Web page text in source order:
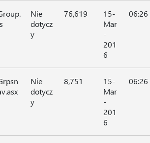
Nie
dotycz
y
76,619
15-
Mar
-
201
6
06:26
Nie
dotycz
y
8,751
15-
Mar
-
201
6
06:26